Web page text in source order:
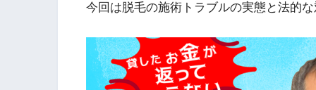
今回は脱毛の施術トラブルの実態と法的